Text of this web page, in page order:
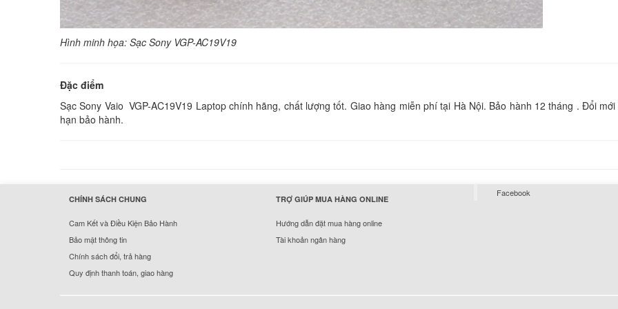
Sạc Laptop Sony
Hình minh họa: Sạc Sony VGP-AC19V19
Đặc điểm
Sạc Sony Vaio VGP-AC19V19 Laptop chính hãng, chất lượng tốt. Giao hàng miễn phí tại Hà Nội. Bảo hành 12 tháng . Đổi
hạn bảo hành.
CHÍNH SÁCH CHUNG
Cam Kết và Điều Kiện Bảo Hành
Bảo mật thông tin
Chính sách đổi, trả hàng
Quy định thanh toán, giao hàng
TRỢ GIÚP MUA HÀNG ONLINE
Hướng dẫn đặt mua hàng online
Tài khoản ngân hàng
Facebook